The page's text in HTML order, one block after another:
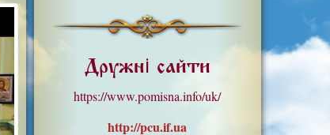
Дружні сайти
https://www.pomisna.info/uk/
http://pcu.if.ua